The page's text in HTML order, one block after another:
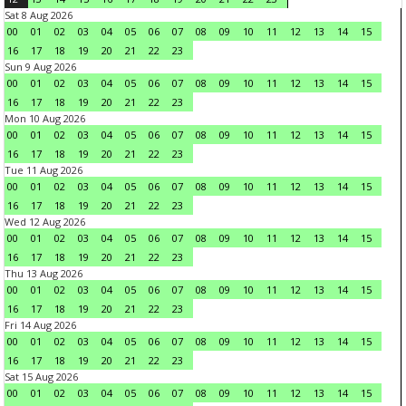
Sat 8 Aug 2026
00
01 02 03 04 05 06 07 08 09 10 11 12 13 14
15
16
17 18 19 20 21 22
23
Sun 9 Aug 2026
00
01 02 03 04 05 06 07 08 09 10 11 12 13 14
15
16
17 18 19 20 21 22
23
Mon 10 Aug 2026
00
01 02 03 04 05 06 07 08 09 10 11 12 13 14
15
16
17 18 19 20 21 22
23
Tue 11 Aug 2026
00
01 02 03 04 05 06 07 08 09 10 11 12 13 14
15
16
17 18 19 20 21 22
23
Wed 12 Aug 2026
00
01 02 03 04 05 06 07 08 09 10 11 12 13 14
15
16
17 18 19 20 21 22
23
Thu 13 Aug 2026
00
01 02 03 04 05 06 07 08 09 10 11 12 13 14
15
16
17 18 19 20 21 22
23
Fri 14 Aug 2026
00
01 02 03 04 05 06 07 08 09 10 11 12 13 14
15
16
17 18 19 20 21 22
23
Sat 15 Aug 2026
00
01 02 03 04 05 06 07 08 09 10 11 12 13 14
15